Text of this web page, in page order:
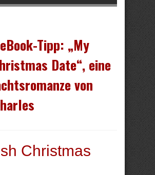
Tipp: „My
Date“, eine
von
Christmas